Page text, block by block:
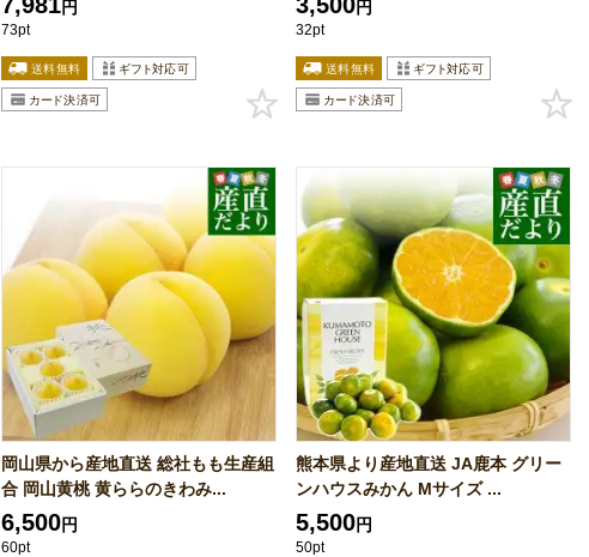
円
73pt
円
32pt
岡山県から産地直送 総社もも生産組
合 岡山黄桃 黄ららのきわみ...
6,500円
60pt
熊本県より産地直送 JA鹿本 グリー
ンハウスみかん Mサイズ ...
5,500円
50pt